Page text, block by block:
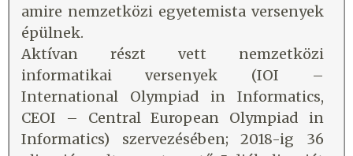
amire nemzetközi egyetemista versenyek
épülnek.
Aktívan részt vett nemzetközi
informatikai versenyek (IOI –
International Olympiad in Informatics,
CEOI – Central European Olympiad in
Informatics) szervezésében; 2018-ig 36